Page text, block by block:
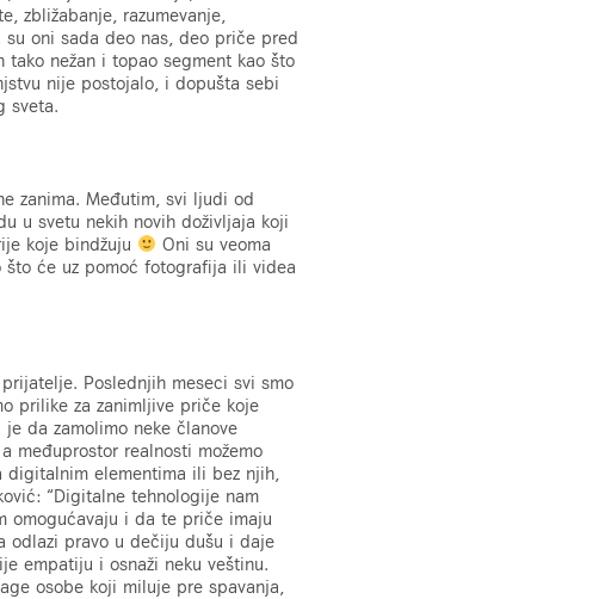
zbližabanje, razumevanje,
oni sada deo nas, deo priče pred
nežan i topao segment kao što
nije postojalo, i dopušta sebi
sveta.
zanima. Međutim, svi ljudi od
u svetu nekih novih doživljaja koji
koje bindžuju
Oni su veoma
će uz pomoć fotografija ili videa
Poslednjih meseci svi smo
prilike za zanimljive priče koje
da zamolimo neke članove
međuprostor realnosti možemo
elementima ili bez njih,
“Digitalne tehnologije nam
omogućavaju i da te priče imaju
odlazi pravo u dečiju dušu i daje
empatiju i osnaži neku veštinu.
osobe koji miluje pre spavanja,